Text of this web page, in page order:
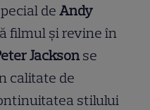
deAndy
filmul și revine în
Jackson se
calitate de
stilului